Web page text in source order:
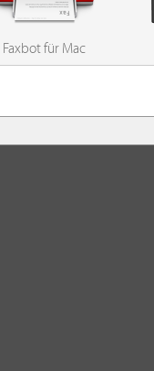
Faxbot für Mac